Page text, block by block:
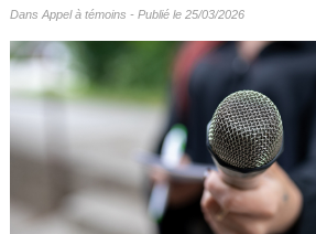
Dans Appel à témoins - Publié le 25/03/2026